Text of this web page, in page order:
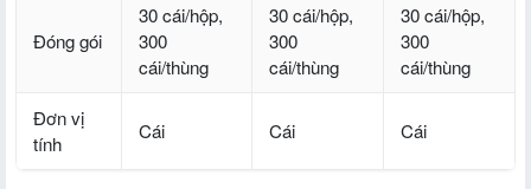
Đóng gói
30 cái/hộp,
300
cái/thùng
30 cái/hộp,
300
cái/thùng
30 cái/hộp,
300
cái/thùng
Đơn vị
tính
Cái Cái Cái